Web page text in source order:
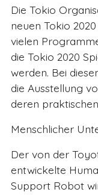
Die Tokio
neuen Tokio
vielen
die Tokio 2020
werden. Bei
die Ausstellung
deren
Menschlicher
Der von der
entwickelte
Support Robot